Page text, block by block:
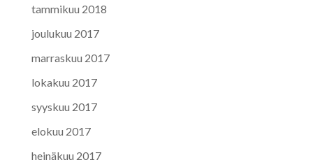
tammikuu 2018
joulukuu 2017
marraskuu 2017
lokakuu 2017
syyskuu 2017
elokuu 2017
heinäkuu 2017